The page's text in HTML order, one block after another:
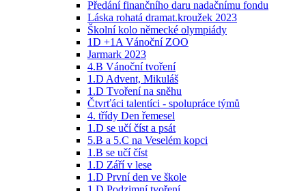
Předání finančního daru nadačnímu fondu
Láska rohatá dramat.kroužek 2023
Školní kolo německé olympiády
1D +1A Vánoční ZOO
Jarmark 2023
4.B Vánoční tvoření
1.D Advent, Mikuláš
1.D Tvoření na sněhu
Čtvrťáci talentíci - spolupráce týmů
4. třídy Den řemesel
1.D se učí číst a psát
5.B a 5.C na Veselém kopci
1.B se učí číst
1.D Září v lese
1.D První den ve škole